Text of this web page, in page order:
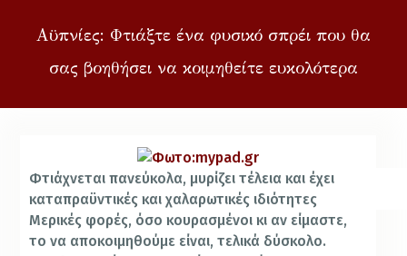
Αϋπνίες: Φτιάξτε ένα φυσικό σπρέι που θα
σας βοηθήσει να κοιμηθείτε ευκολότερα
Φτιάχνεται πανεύκολα, μυρίζει τέλεια και έχει
καταπραϋντικές και χαλαρωτικές ιδιότητες
Μερικές φορές, όσο κουρασμένοι κι αν είμαστε,
το να αποκοιμηθούμε είναι, τελικά δύσκολο.